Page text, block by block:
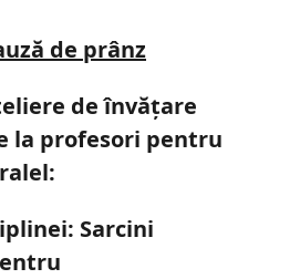
de prânz
de învăţare
la profesori pentru
Sarcini